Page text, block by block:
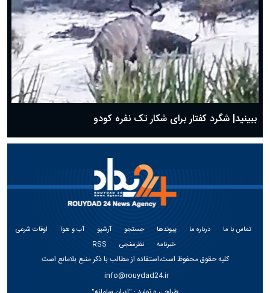
ببینید| شگرد کفتار برای شکار تک نفره کودو
تماس با ما درباره ما پیوندها جستجو آرشیو آب و هوا
اوقات شرعی
خبرنامه
نظرسنجی RSS
کلیه حقوق محفوظ است،استفاده از مطالب با ذکر منبع بلامانع است
info@rouydad24.ir